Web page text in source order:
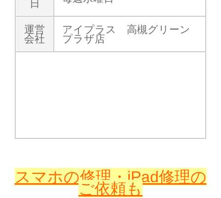
日
運営
会社
アイプラス 高槻グリーン
プラザ店
スマホの修理・iPad修理の
ご依頼も